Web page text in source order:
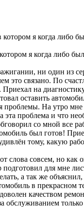
я когда либо
я когда либо
ни один из
это связано. По
Приехал на
оставить
проблемы. На утро
эта проблема и что
со мной все
был готов!
тому, какую
слова совсем, но как
для мне
а так же
в прекрасном
качеством
обслуживанием